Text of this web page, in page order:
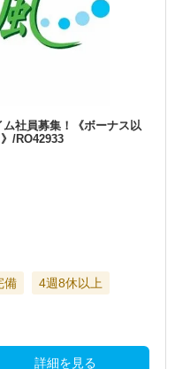
ム社員募集！《ボーナス以
/RO42933
備
4週8休以上
詳細を見る